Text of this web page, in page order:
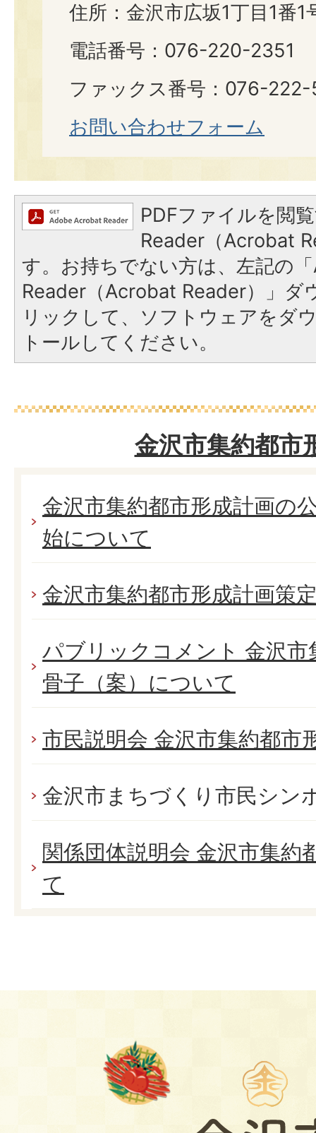
住所：金沢市広坂1丁目1番1
電話番号：076-220-2351
ファックス番号：076-222-
お問い合わせフォーム
PDFファイルを閲
Reader（Acrobat
す。お持ちでない方は、左記の
Reader（Acrobat Reader）」ダ
リックして、ソフトウェアをダ
トールしてください。
金沢市集約都市
金沢市集約都市形成計画の
始について
金沢市集約都市形成計画策
パブリックコメント 金沢市
骨子（案）について
市民説明会 金沢市集約都市
金沢市まちづくり市民シン
関係団体説明会 金沢市集約
て